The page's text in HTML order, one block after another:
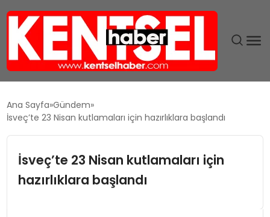
EKONOMI
Ana Sayfa Gündem
İsveç’te 23 Nisan kutlamaları için hazırlıklara başlandı
İsveç’te 23 Nisan kutlamaları için
hazırlıklara başlandı